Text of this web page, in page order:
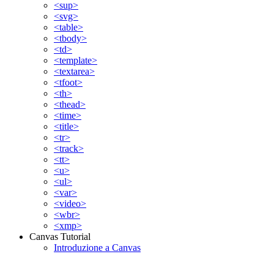
<sup>
<svg>
<table>
<tbody>
<td>
<template>
<textarea>
<tfoot>
<th>
<thead>
<time>
<title>
<tr>
<track>
<tt>
<u>
<ul>
<var>
<video>
<wbr>
<xmp>
Canvas Tutorial
Introduzione a Canvas